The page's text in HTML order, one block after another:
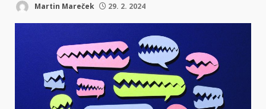
Martin Mareček 29. 2. 2024